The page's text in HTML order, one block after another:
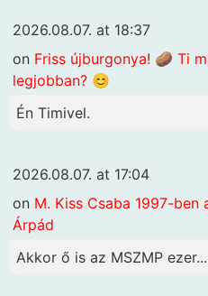
2026.08.07. at 18:37
on Friss újburgonya! 🥔 Ti
legjobban? 😊
Én Timivel.
2026.08.07. at 17:04
on M. Kiss Csaba 1997-
Árpád
Akkor ő is az MSZMP ezer...